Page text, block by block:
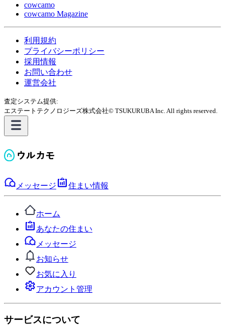
cowcamo
cowcamo Magazine
利用規約
プライバシーポリシー
採用情報
お問い合わせ
運営会社
査定システム提供:
エステートテクノロジーズ株式会社© TSUKURUBA Inc. All rights reserved.
メッセージ 住まい情報
ホーム
あなたの住まい
メッセージ
お知らせ
お気に入り
アカウント管理
サービスについて